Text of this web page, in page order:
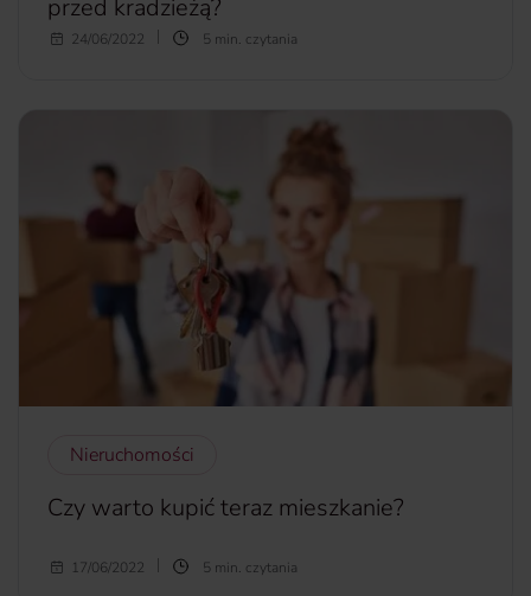
przed kradzieżą?
Wiele osób decyduje się na zakup mieszkania na parterze.
mieszkania na wyższych kondygnacjach. Jeśli dodatkowo w
prostu wygodne. Ta funkcjonalność jest ważna nie tylko
dla osób starszych, ale także rodzin z małymi dziećmi i
każdego, kto nie lubi wnosić ciężkich zakupów na wyższe
piętra. Niestety, takie usytuowanie lokalu ma również liczne
wady i wiąże się ze sporym ryzykiem włamania. Właśnie
dlatego w dzisiejszym artykule dzielimy się przykładami, jak
zabezpieczyć mieszkanie na parterze przed kradzieżą.
24/06/2022 5 min. czytania
Nieruchomości
Czy warto kupić teraz mieszkanie?
Masz już dosyć wynajmowania mieszkania? Czynsz, który
17/06/2022 5 min. czytania